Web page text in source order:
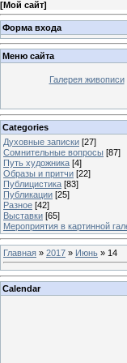
[Мой сайт]
Форма входа
Меню сайта
Галерея живописи
Categories
Духовные записки [27]
Сомнительные вопросы [87]
Путь художника [4]
Образы и притчи [22]
Публицистика [83]
Публикации [25]
Разное [42]
Выставки [65]
Мероприятия в картинной
Главная » 2017 » Июнь » 14
Calendar